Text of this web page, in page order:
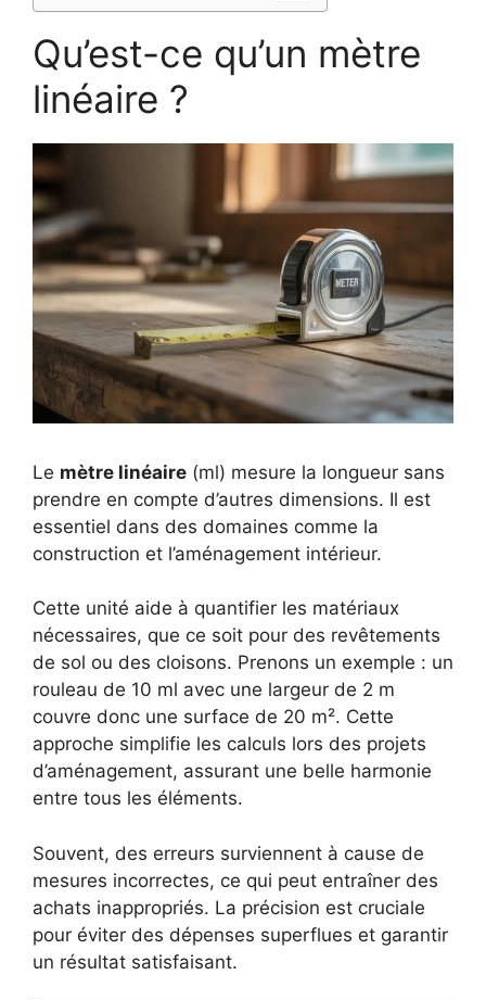
Qu’est-ce qu’un mètre
linéaire ?
Le mètre linéaire (ml) mesure la longueur sans
prendre en compte d’autres dimensions. Il est
essentiel dans des domaines comme la
construction et l’aménagement intérieur.
Cette unité aide à quantifier les matériaux
nécessaires, que ce soit pour des revêtements
de sol ou des cloisons. Prenons un exemple : un
rouleau de 10 ml avec une largeur de 2 m
couvre donc une surface de 20 m². Cette
approche simplifie les calculs lors des projets
d’aménagement, assurant une belle harmonie
entre tous les éléments.
Souvent, des erreurs surviennent à cause de
mesures incorrectes, ce qui peut entraîner des
achats inappropriés. La précision est cruciale
pour éviter des dépenses superflues et garantir
un résultat satisfaisant.